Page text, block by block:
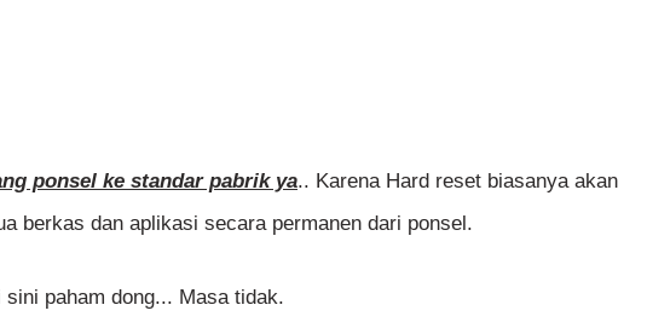
ponsel ke standar pabrik ya.. Karena Hard reset biasanya akan
berkas dan aplikasi secara permanen dari ponsel.
sini paham dong... Masa tidak.